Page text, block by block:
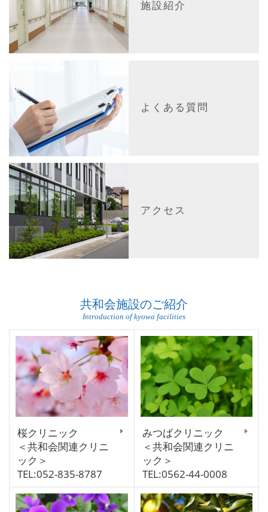
施設紹介
よくある質問
アクセス
共和会施設のご紹介
Introduction of kyowa facilities
桜クリニック
＜共和会関連クリニ
ック＞
TEL:052-835-8787
みつばクリニック
＜共和会関連クリニ
ック＞
TEL:0562-44-0008